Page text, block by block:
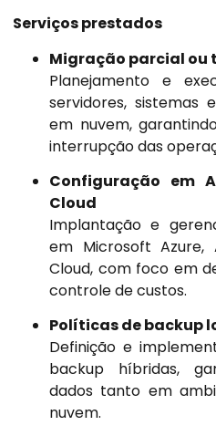
Serviços prestados
Migração parcial ou
Planejamento e
servidores, sistemas
em nuvem,
interrupção das
Configuração em
Cloud
Implantação e
em Microsoft Azure,
Cloud, com foco em
controle de custos.
Políticas de backup
Definição e
backup híbridas,
dados tanto em
nuvem.